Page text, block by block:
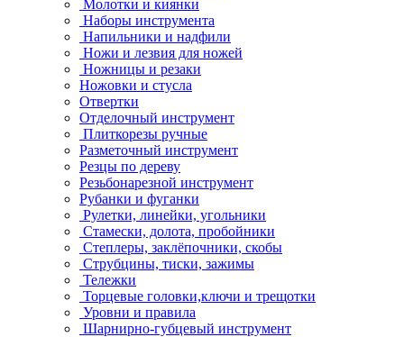
Молотки и киянки
Наборы инструмента
Напильники и надфили
Ножи и лезвия для ножей
Ножницы и резаки
Ножовки и стусла
Отвертки
Отделочный инструмент
Плиткорезы ручные
Разметочный инструмент
Резцы по дереву
Резьбонарезной инструмент
Рубанки и фуганки
Рулетки, линейки, угольники
Стамески, долота, пробойники
Степлеры, заклёпочники, скобы
Струбцины, тиски, зажимы
Тележки
Торцевые головки,ключи и трещотки
Уровни и правила
Шарнирно-губцевый инструмент